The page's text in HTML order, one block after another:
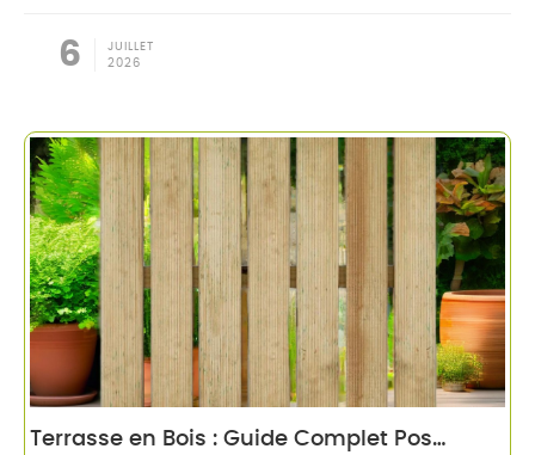
JUILLET
6 2026
Terrasse en Bois : Guide Complet Pose et Choix